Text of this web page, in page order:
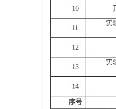
10
11
实
12
13
实
14
序号